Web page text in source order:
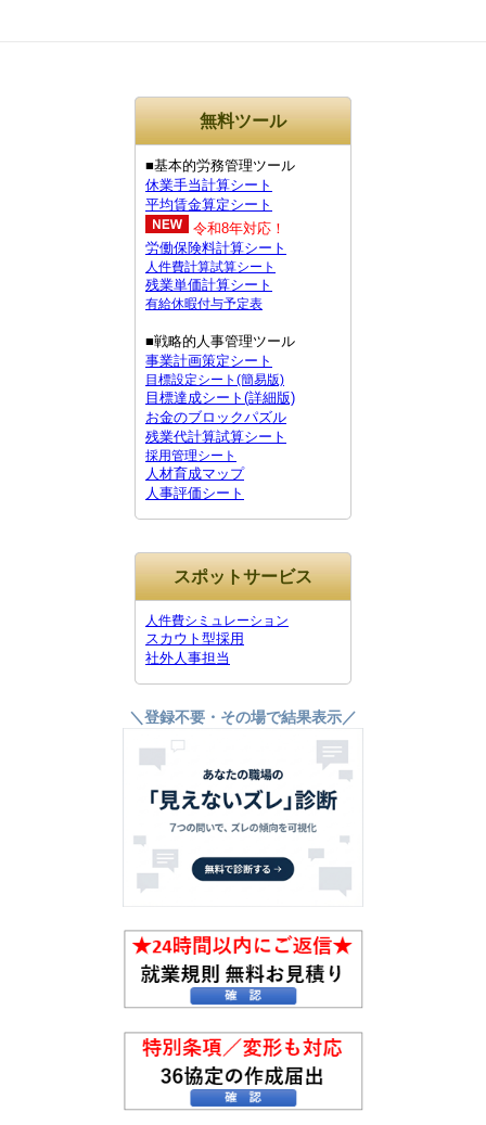
無料ツール
■基本的労務管理ツール
休業手当計算シート
平均賃金算定シート
令和8年対応！
労働保険料計算シート
人件費計算試算シート
残業単価計算シート
有給休暇付与予定表
■戦略的人事管理ツール
事業計画策定シート
目標設定シート(簡易版)
目標達成シート(詳細版)
お金のブロックパズル
残業代計算試算シート
採用管理シート
人材育成マップ
人事評価シート
スポットサービス
人件費シミュレーション
スカウト型採用
社外人事担当
＼登録不要・その場で結果表示／